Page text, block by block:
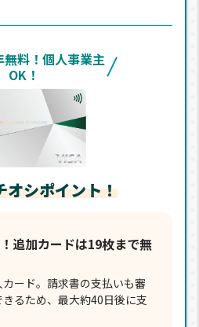
料！個人事業主
OK！
オシポイント！
追加カードは19枚まで無
ード。請求書の支払いも審
るため、最大約40日後に支